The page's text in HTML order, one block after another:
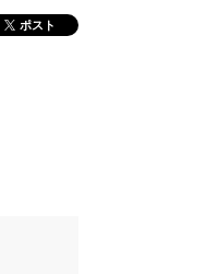
ポスト